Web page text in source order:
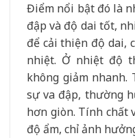
Điểm nổi bật đó là
đập và độ dai tốt,
để cải thiện độ dai,
nhiệt. Ở nhiệt độ
không giảm nhanh.
sự va đập, thường
hơn giòn. Tính chất
độ ẩm, chỉ ảnh